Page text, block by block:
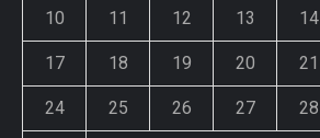
10 11 12 13 14
17 18 19 20 21
24 25 26 27 28